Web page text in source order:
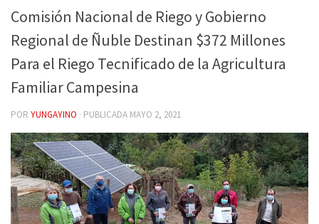
Comisión Nacional de Riego y Gobierno
Regional de Ñuble Destinan $372 Millones
Para el Riego Tecnificado de la Agricultura
Familiar Campesina
POR YUNGAYINO · PUBLICADA MAYO 2, 2021